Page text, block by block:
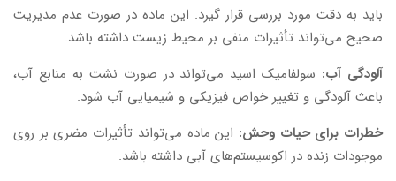
باید به دقت مورد بررسی قرار گیرد. این ماده در صورت عدم مدیریت
صحیح می‌تواند تأثیرات منفی بر محیط زیست داشته باشد.
آلودگی آب: سولفامیک اسید می‌تواند در صورت نشت به منابع آب،
باعث آلودگی و تغییر خواص فیزیکی و شیمیایی آب شود.
خطرات برای حیات وحش: این ماده می‌تواند تأثیرات مضری بر روی
موجودات زنده در اکوسیستم‌های آبی داشته باشد.